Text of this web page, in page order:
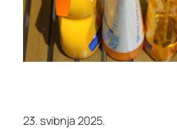
23. svibnja 2025.